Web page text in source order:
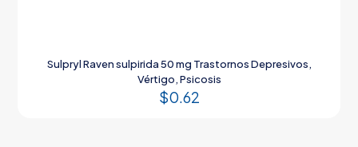
Sulpryl Raven sulpirida 50 mg Trastornos Depresivos,
Vértigo, Psicosis
$0.62